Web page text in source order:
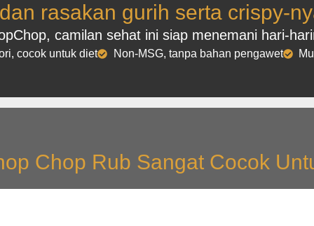
rasakan gurih serta crispy-
camilan sehat ini siap menemani hari-
cocok untuk diet Non-MSG, tanpa bahan pengawet
Chop Rub Sangat Cocok